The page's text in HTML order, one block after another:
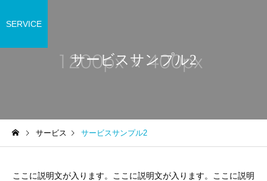
サービスサンプル2
SERVICE
サービス サービスサンプル2
ここに説明文が入ります。ここに説明文が入ります。ここに説明